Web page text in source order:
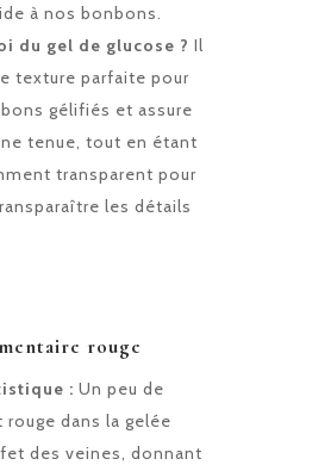
à nos bonbons.
du gel de glucose ? Il
texture parfaite pour
gélifiés et assure
tenue, tout en étant
transparent pour
les détails
rouge
: Un peu de
dans la gelée
des veines, donnant